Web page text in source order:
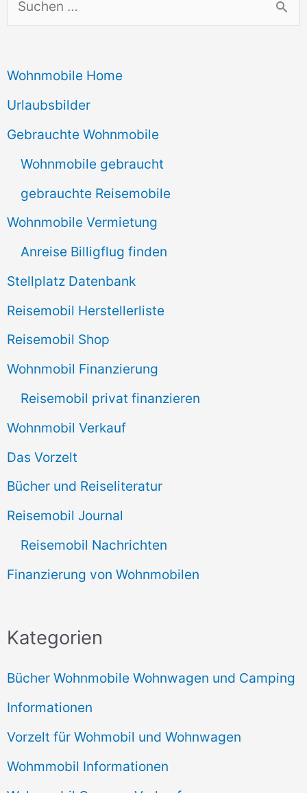
u
h
e
n
Wohnmobile Home
Urlaubsbilder
Gebrauchte Wohnmobile
Wohnmobile gebraucht
gebrauchte Reisemobile
Wohnmobile Vermietung
Anreise Billigflug finden
Stellplatz Datenbank
Reisemobil Herstellerliste
Reisemobil Shop
Wohnmobil Finanzierung
Reisemobil privat finanzieren
Wohnmobil Verkauf
Das Vorzelt
Bücher und Reiseliteratur
Reisemobil Journal
Reisemobil Nachrichten
Finanzierung von Wohnmobilen
Kategorien
Bücher Wohnmobile Wohnwagen und Camping
Informationen
Vorzelt für Wohmobil und Wohnwagen
Wohmmobil Informationen